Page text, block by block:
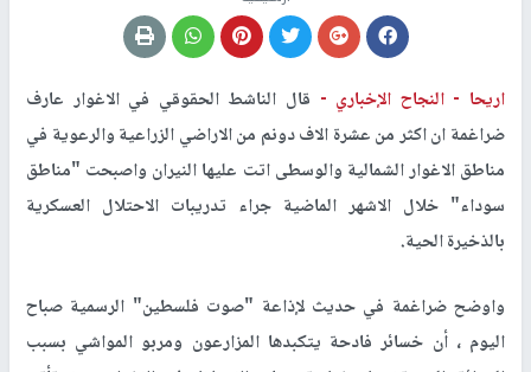
اريحا -النجاح الإخباري - قال الناشط الحقوقي في الاغوار عارف
ضراغمة ان اكثر من عشرة الاف دونم من الاراضي الزراعية والرعوية في
مناطق الاغوار الشمالية والوسطى اتت عليها النيران واصبحت "مناطق
سوداء" خلال الاشهر الماضية جراء تدريبات الاحتلال العسكرية
بالذخيرة الحية.
واوضح ضراغمة في حديث لإذاعة "صوت فلسطين" الرسمية صباح
اليوم ، أن خسائر فادحة يتكبدها المزارعون ومربو المواشي بسبب